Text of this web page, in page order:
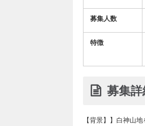
募集人数
特徴
募集詳
【背景】】白神山